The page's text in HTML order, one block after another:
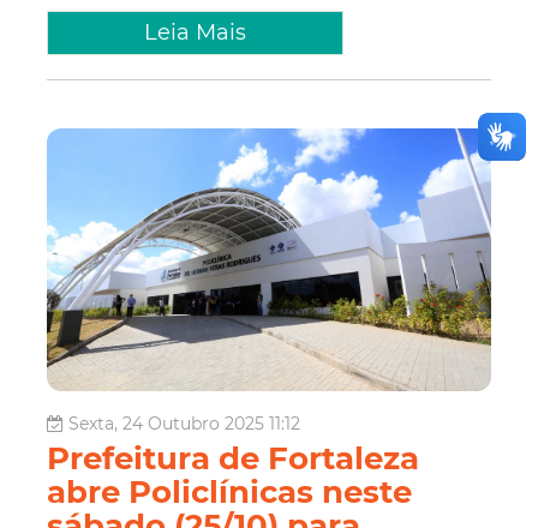
Leia Mais
Sexta, 24 Outubro 2025 11:12
Prefeitura de Fortaleza
abre Policlínicas neste